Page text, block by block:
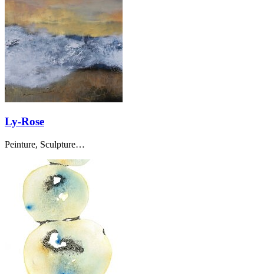
Ly-Rose
Peinture, Sculpture…